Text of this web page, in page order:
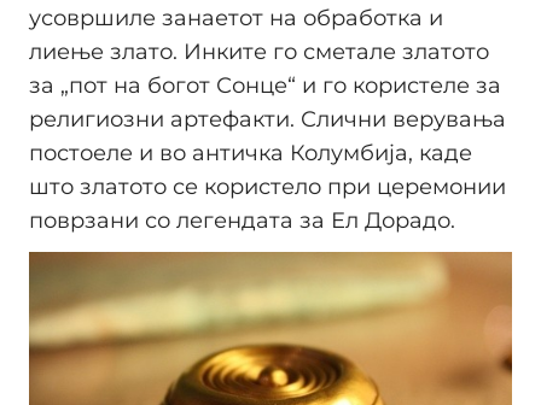
усовршиле занаетот на обработка и
лиење злато. Инките го сметале златото
за „пот на богот Сонце“ и го користеле за
религиозни артефакти. Слични верувања
постоеле и во античка Колумбија, каде
што златото се користело при церемонии
поврзани со легендата за Ел Дорадо.